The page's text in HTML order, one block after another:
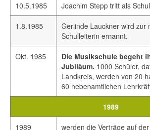
10.5.1985 Joachim Stepp tritt als
1.8.1985
Gerlinde Lauckner wird zur
Schulleiterin ernannt.
Okt. 1985
Die Musikschule begeht
Jubiläum. 1000 Schüler,
Landkreis, werden von 20
60 nebenamtlichen
1989
1989 werden die Verträge auf